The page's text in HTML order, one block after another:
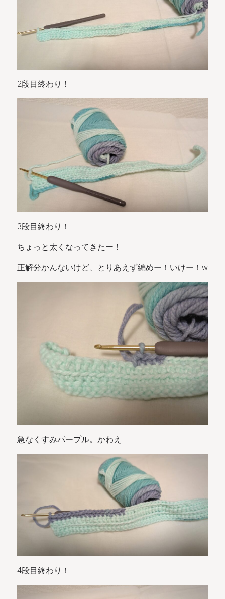
2段目終わり！
3段目終わり！
ちょっと太くなってきたー！
正解分かんないけど、とりあえず編めー！いけー！w
急なくすみパープル。かわえ
4段目終わり！